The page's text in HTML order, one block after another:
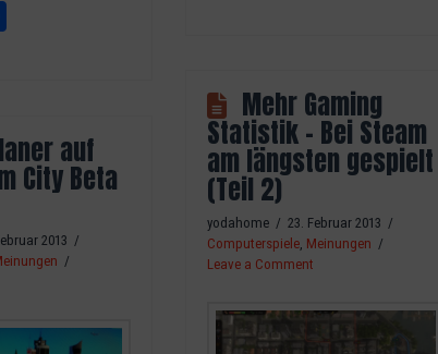
Mehr Gaming
Statistik – Bei Steam
am längsten gespielt
(Teil 2)
yodahome
23. Februar 2013
Computerspiele Meinungen
Leave a Comment
auf
City Beta
2013